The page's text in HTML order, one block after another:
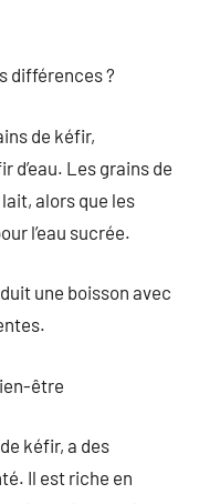
différences ?
de kéfir,
d’eau. Les grains de
alors que les
l’eau sucrée.
une boisson avec
être
kéfir, a des
Il est riche en